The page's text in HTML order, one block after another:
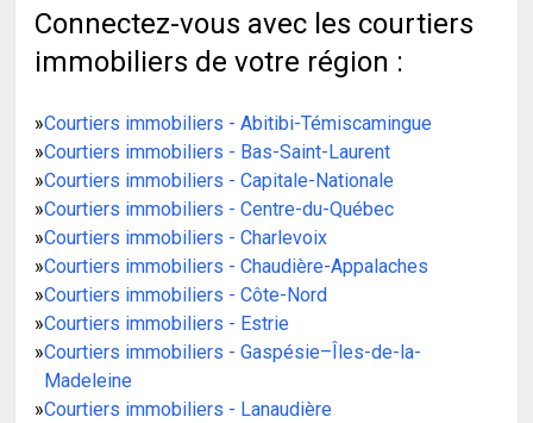
Connectez-vous avec les courtiers
immobiliers de votre région :
»Courtiers immobiliers - Abitibi-Témiscamingue
»Courtiers immobiliers - Bas-Saint-Laurent
»Courtiers immobiliers - Capitale-Nationale
»Courtiers immobiliers - Centre-du-Québec
»Courtiers immobiliers - Charlevoix
»Courtiers immobiliers - Chaudière-Appalaches
»Courtiers immobiliers - Côte-Nord
»Courtiers immobiliers - Estrie
»Courtiers immobiliers - Gaspésie–Îles-de-la-
Madeleine
»Courtiers immobiliers - Lanaudière